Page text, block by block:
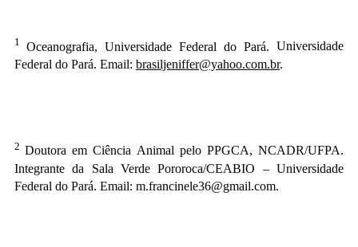
1 Oceanografia, Universidade Federal do Pará. Universidade
Federal do Pará. Email: brasiljeniffer@yahoo.com.br.
2Doutora em Ciência Animal pelo PPGCA, NCADR/UFPA.
Integrante da Sala Verde Pororoca/CEABIO – Universidade
Federal do Pará. Email: m.francinele36@gmail.com.